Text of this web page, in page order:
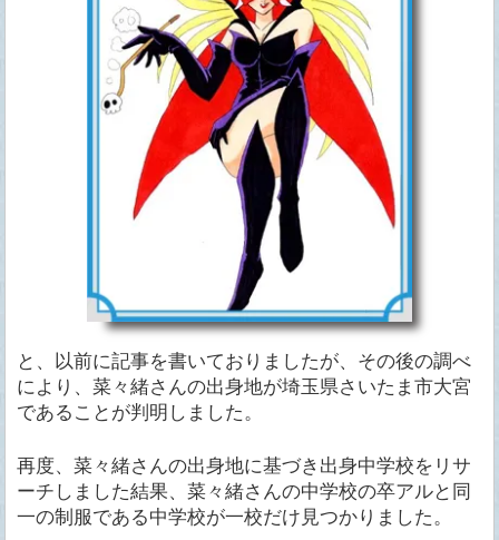
と、以前に記事を書いておりましたが、その後の調べ
により、菜々緒さんの出身地が埼玉県さいたま市大宮
であることが判明しました。
再度、菜々緒さんの出身地に基づき出身中学校をリサ
ーチしました結果、菜々緒さんの中学校の卒アルと同
一の制服である中学校が一校だけ見つかりました。